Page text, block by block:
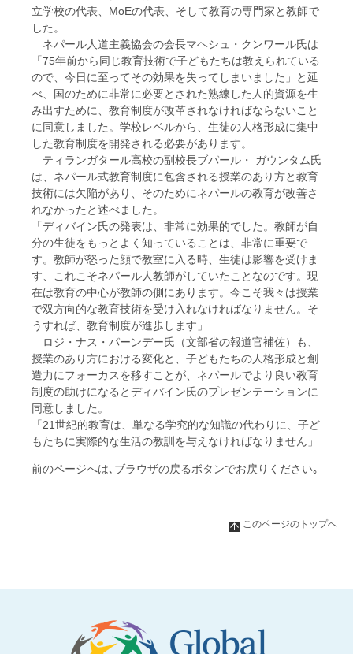
立学校の代表、MoEの代表、そして教育の専門家と教師で
した。
ネパール人道主義協会の会長マヘシュ・クンワール氏は
「75年前から同じ教育技術で子どもたちは教えられている
ので、今日に至ってその効果を失ってしまいました」と延
べ、国のために非常に必要とされた熟練した人的資源を生
み出すために、教育制度が改革されなければならないこと
に同意しました。学校レベルから、生徒の人格形成に集中
した教育制度を開発される必要があります。
ティランガタール高校の副校長ブパール・ ガウンタム氏
は、ネパール式教育制度に包含される授業のあり方と教育
技術には欠陥があり、そのためにネパールの教育が改善さ
れなかったと述べました。
「ディバイン氏の発表は、非常に効果的でした。教師が自
分の生徒をもっとよく知っていることは、非常に重要で
す。教師が怒った顔で教室に入る時、生徒は影響を受けま
す、これこそネパール人教師がしていたことなのです。現
在は教育の中心が教師の側にあります。今こそ我々は授業
で双方向的な教育技術を受け入れなければなりません。そ
うすれば、教育制度が進歩します」
ロジ・ナス・パーンデー氏（文部省の報道官補佐）も、
授業のあり方における変化と、子どもたちの人格形成と創
造力にフォーカスを移すことが、ネパールでより良い教育
制度の助けになるとディバイン氏のプレゼンテーションに
同意しました。
「21世紀的教育は、単なる学究的な知識の代わりに、子ど
もたちに実際的な生活の教訓を与えなければなりません」
前のページへは､ブラウザの戻るボタンでお戻りください｡
このページのトップへ